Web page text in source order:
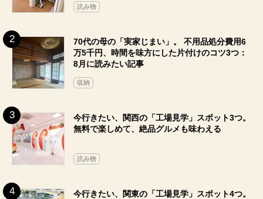
読み物
70代の母の「実家じまい」。 不用品処分費用6
万5千円、時間を味方にした片付けのコツ3つ：
8月に読みたい記事
収納
今行きたい、関西の「工場見学」スポット3つ。
無料で楽しめて、絶品グルメも味わえる
読み物
今行きたい、関東の「工場見学」スポット4つ。